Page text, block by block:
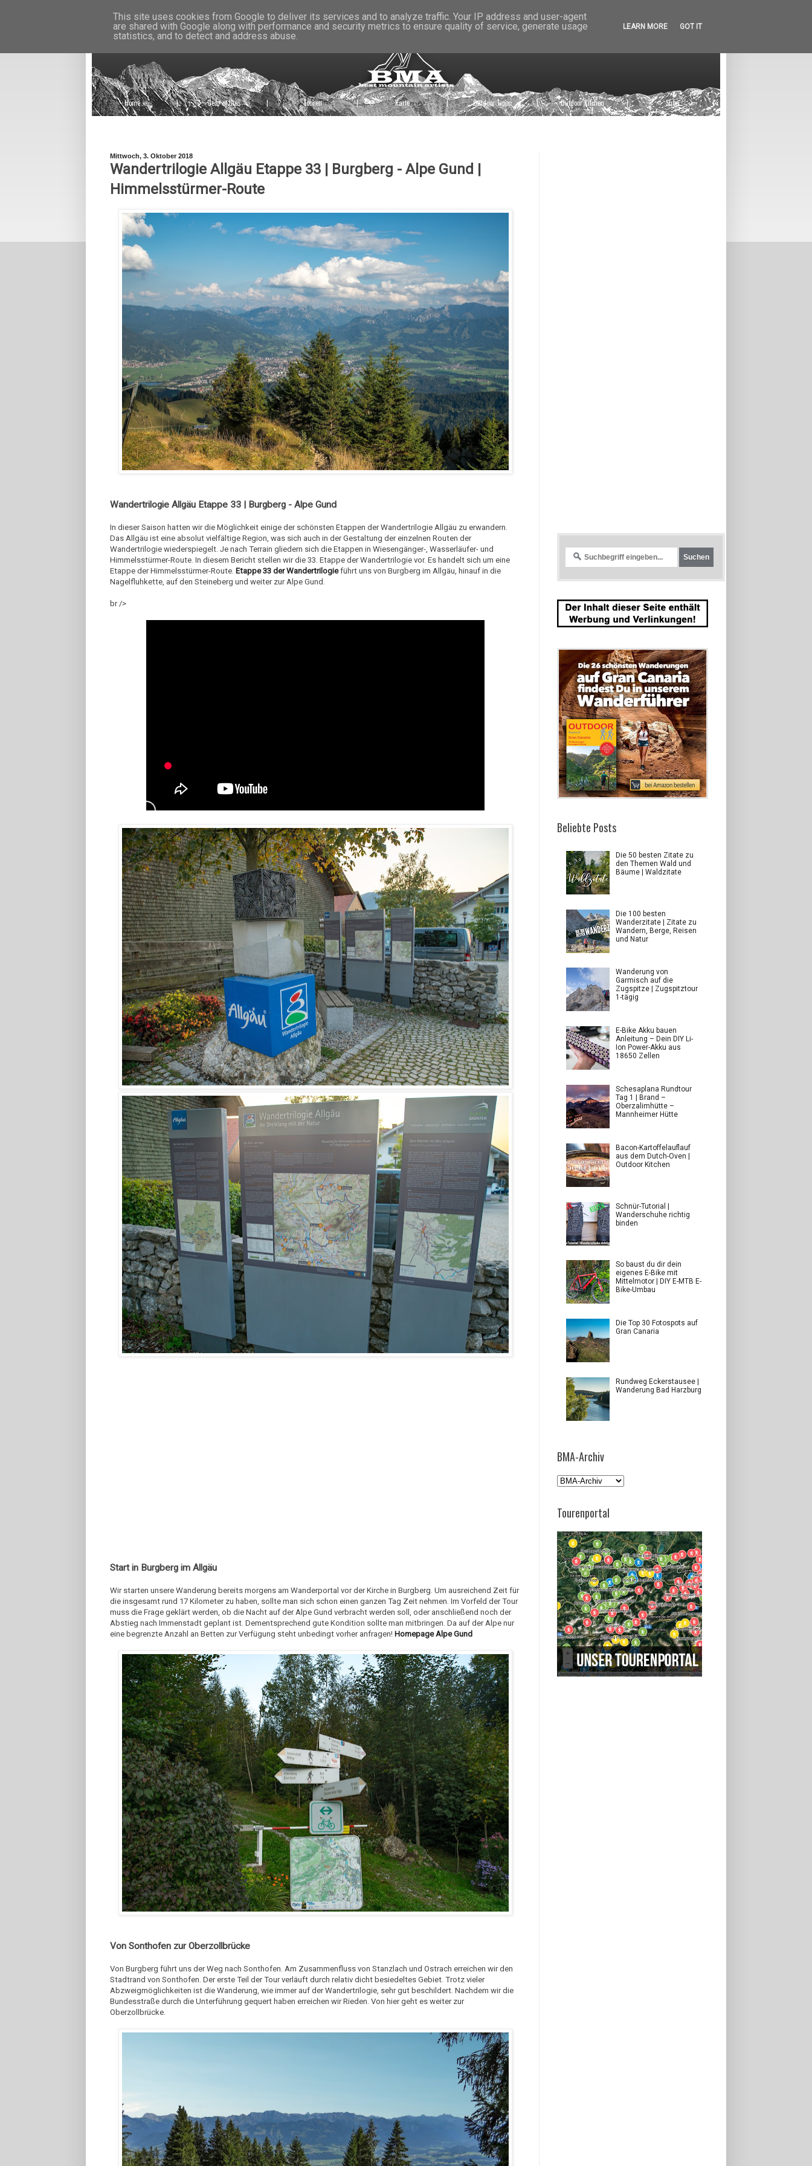
Home |
Gear of the
Week
| Touren | Karte | Outdoor Tipps | Outdoor Kitchen | Shop
Mittwoch, 3. Oktober 2018
Wandertrilogie Allgäu Etappe 33 | Burgberg - Alpe Gund |
Himmelsstürmer-Route
Wandertrilogie Allgäu Etappe 33 | Burgberg - Alpe Gund
In dieser Saison hatten wir die Möglichkeit einige der schönsten Etappen der Wandertrilogie Allgäu zu erwandern.
Das Allgäu ist eine absolut vielfältige Region, was sich auch in der Gestaltung der einzelnen Routen der
Wandertrilogie wiederspiegelt. Je nach Terrain gliedern sich die Etappen in Wiesengänger-, Wasserläufer- und
Himmelsstürmer-Route. In diesem Bericht stellen wir die 33. Etappe der Wandertrilogie vor. Es handelt sich um eine
Etappe der Himmelsstürmer-Route. Etappe 33 der Wandertrilogieführt uns von Burgberg im Allgäu, hinauf in die
Nagelfluhkette, auf den Steineberg und weiter zur Alpe Gund.
br />
Start in Burgberg im Allgäu
Wir starten unsere Wanderung bereits morgens am Wanderportal vor der Kirche in Burgberg. Um ausreichend Zeit für
die insgesamt rund 17 Kilometer zu haben, sollte man sich schon einen ganzen Tag Zeit nehmen. Im Vorfeld der Tour
muss die Frage geklärt werden, ob die Nacht auf der Alpe Gund verbracht werden soll, oder anschließend noch der
Abstieg nach Immenstadt geplant ist. Dementsprechend gute Kondition sollte man mitbringen. Da auf der Alpe nur
eine begrenzte Anzahl an Betten zur Verfügung steht unbedingt vorher anfragen! Homepage Alpe Gund
Von Sonthofen zur Oberzollbrücke
Von Burgberg führt uns der Weg nach Sonthofen. Am Zusammenfluss von Stanzlach und Ostrach erreichen wir den
Stadtrand von Sonthofen. Der erste Teil der Tour verläuft durch relativ dicht besiedeltes Gebiet. Trotz vieler
Abzweigmöglichkeiten ist die Wanderung, wie immer auf der Wandertrilogie, sehr gut beschildert. Nachdem wir die
Bundesstraße durch die Unterführung gequert haben erreichen wir Rieden. Von hier geht es weiter zur
Oberzollbrücke.
Beliebte Posts
Die 50 besten Zitate zu
den Themen Wald und
Bäume | Waldzitate
Die 100 besten
Wanderzitate | Zitate zu
Wandern, Berge, Reisen
und Natur
Wanderung von
Garmisch auf die
Zugspitze | Zugspitztour
1-tägig
E-Bike Akku bauen
Anleitung – Dein DIY Li-
Ion Power-Akku aus
18650 Zellen
Schesaplana Rundtour
Tag 1 | Brand –
Oberzalimhütte –
Mannheimer Hütte
Bacon-Kartoffelauflauf
aus dem Dutch-Oven |
Outdoor Kitchen
Schnür-Tutorial |
Wanderschuhe richtig
binden
So baust du dir dein
eigenes E-Bike mit
Mittelmotor | DIY E-MTB E-
Bike-Umbau
Die Top 30 Fotospots auf
Gran Canaria
Rundweg Eckerstausee |
Wanderung Bad Harzburg
BMA-Archiv
Tourenportal
This site uses cookies from Google to deliver its services and to analyze traffic. Your IP address and user-agent
are shared with Google along with performance and security metrics to ensure quality of service, generate usage
statistics, and to detect and address abuse.
LEARN MORE GOT IT